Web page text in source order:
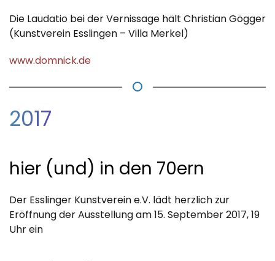
Die Laudatio bei der Vernissage hält Christian Gögger
(Kunstverein Esslingen – Villa Merkel)
www.domnick.de
2017
hier (und) in den 70ern
Der Esslinger Kunstverein e.V. lädt herzlich zur
Eröffnung der Ausstellung am 15. September 2017, 19
Uhr ein